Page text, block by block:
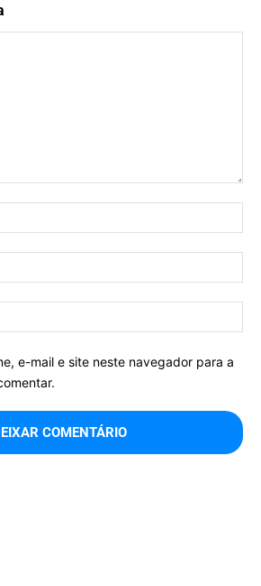
e-mail e site neste navegador para a